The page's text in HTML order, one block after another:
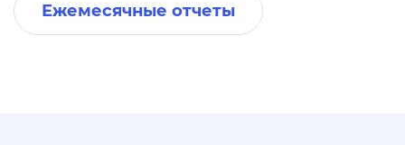
Ежемесячные отчеты